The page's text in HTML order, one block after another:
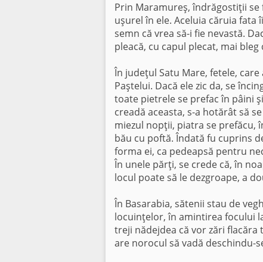
Prin Maramureş, îndrăgostiţii
uşurel în ele. Aceluia căruia fata
semn că vrea să-i fie nevastă.
pleacă, cu capul plecat, mai bleg
În judeţul Satu Mare, fetele,
Paştelui. Dacă ele zic da, se
toate pietrele se prefac în pâini
creadă aceasta, s-a hotărât să
miezul nopţii, piatra se prefăcu,
bău cu poftă. Îndată fu cuprins
forma ei, ca pedeapsă pentru
În unele părţi, se crede că, în
locul poate să le dezgroape, a
În Basarabia, sătenii stau de
locuinţelor, în amintirea focului
treji nădejdea că vor zări flacăra
are norocul să vadă deschindu-